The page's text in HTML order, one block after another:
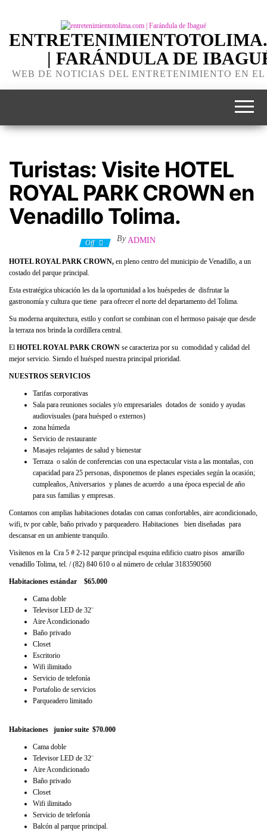
| FARÁNDULA DE
WEB DE NOTICIAS DEL ENTRETENIMIENTO EN
Turistas: Visite HOTEL
ROYAL PARK CROWN en
Venadillo Tolima.
Off By ADMIN
HOTEL ROYAL PARK CROWN, en pleno centro del municipio de Venadillo, a un
costado del parque principal.
Esta estratégica ubicación les da la oportunidad a los huéspedes de disfrutar la
gastronomía y cultura que tiene para ofrecer el norte del departamento del Tolima.
Su moderna arquitectura, estilo y confort se combinan con el hermoso paisaje que desde
la terraza nos brinda la cordillera central.
El HOTEL ROYAL PARK CROWN se caracteriza por su comodidad y calidad del
mejor servicio. Siendo el huésped nuestra principal prioridad.
NUESTROS SERVICIOS
Tarifas corporativas
Sala para reuniones sociales y/o empresariales dotados de sonido y ayudas
audiovisuales (para huésped o externos)
zona húmeda
Servicio de restaurante
Masajes relajantes de salud y bienestar
Terraza o salón de conferencias con una espectacular vista a las montañas, con
capacidad para 25 personas, disponemos de planes especiales según la ocasión;
cumpleaños, Aniversarios y planes de acuerdo a una época especial de año
para sus familias y empresas.
Contamos con amplias habitaciones dotadas con camas confortables, aire acondicionado,
wifi, tv por cable, baño privado y parqueadero. Habitaciones bien diseñadas para
descansar en un ambiente tranquilo.
Visítenos en la Cra 5 # 2-12 parque principal esquina edificio cuatro pisos amarillo
venadillo Tolima, tel. / (82) 840 610 o al número de celular 3183590560
Habitaciones estándar $65.000
Cama doble
Televisor LED de 32¨
Aire Acondicionado
Baño privado
Closet
Escritorio
Wifi ilimitado
Servicio de telefonía
Portafolio de servicios
Parqueadero limitado
Habitaciones junior suite $70.000
Cama doble
Televisor LED de 32¨
Aire Acondicionado
Baño privado
Closet
Wifi ilimitado
Servicio de telefonía
Balcón al parque principal.